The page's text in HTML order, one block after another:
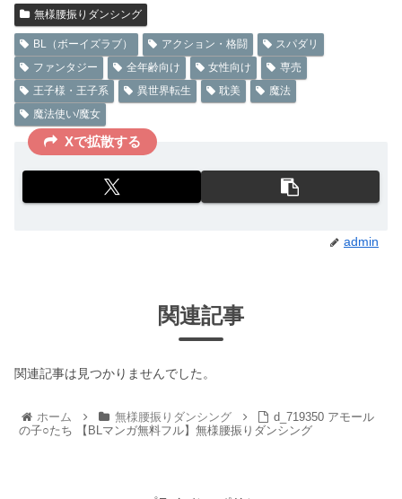
無様腰振りダンシング
BL（ボーイズラブ） アクション・格闘
スパダリ
ファンタジー
全年齢向け 女性向け
専売
王子様・王子系
異世界転生 耽美
魔法
魔法使い/魔女
Xで拡散する
admin
関連記事
関連記事は見つかりませんでした。
ホーム 無様腰振りダンシング
d_719350 アモール
の子○たち 【BLマンガ無料フル】無様腰振りダンシング